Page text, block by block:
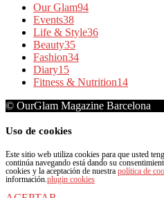
Our Glam94
Events38
Life & Style36
Beauty35
Fashion34
Diary15
Fitness & Nutrition14
© OurGlam Magazine Barcelona
Uso de cookies
Este sitio web utiliza cookies para que usted
continúa navegando está dando su
cookies y la aceptación de nuestra política de
información.plugin cookies